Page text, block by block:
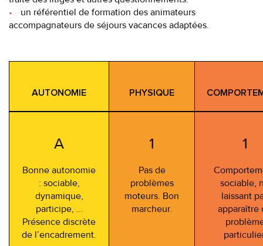
un référentiel de formation des animateurs
accompagnateurs de séjours vacances adaptées.
AUTONOMIE PHYSIQUE
A
Bonne autonomie
: sociable,
dynamique,
participe, …
Présence discrète
de l’encadrement.
1
Pas de
problèmes
moteurs. Bon
marcheur.
1
sociable,
laissant
apparaître